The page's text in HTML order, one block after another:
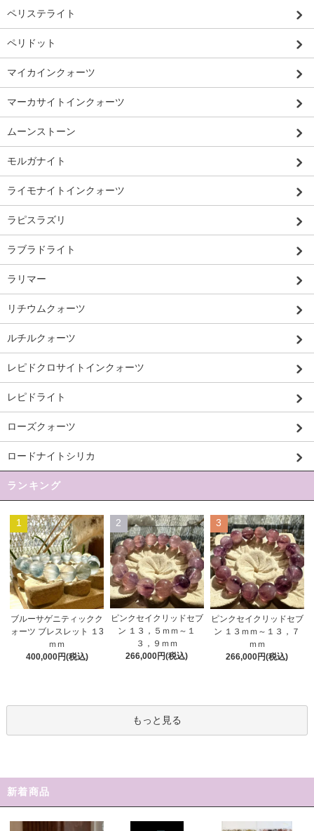
ペリステライト
ペリドット
マイカインクォーツ
マーカサイトインクォーツ
ムーンストーン
モルガナイト
ライモナイトインクォーツ
ラピスラズリ
ラブラドライト
ラリマー
リチウムクォーツ
ルチルクォーツ
レピドクロサイトインクォーツ
レピドライト
ローズクォーツ
ロードナイトシリカ
ランキング
1
ブルーサゲニティックク
ォーツ ブレスレット １3
ｍｍ
400,000円(税込)
2
ピンクセイクリッドセブ
ン １３，５ｍｍ～１
３，９ｍｍ
266,000円(税込)
3
ピンクセイクリッドセブ
ン １３ｍｍ～１３，７
ｍｍ
266,000円(税込)
もっと見る
新着商品